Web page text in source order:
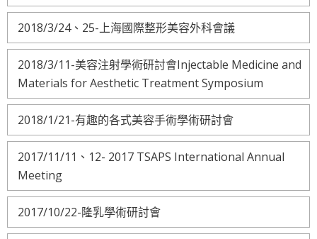
2018/3/24、25-上海國際整形美容外科會議
2018/3/11-美容注射學術研討會Injectable Medicine and
Materials for Aesthetic Treatment Symposium
2018/1/21-有趣的各式美容手術學術研討會
2017/11/11、12- 2017 TSAPS International Annual
Meeting
2017/10/22-隆乳學術研討會